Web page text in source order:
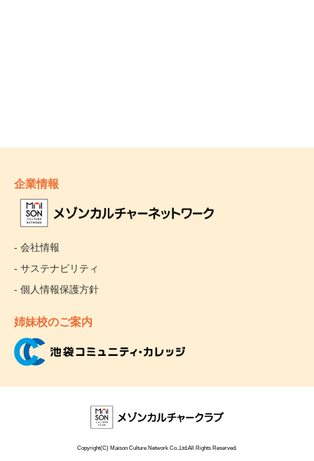
企業情報
- 会社情報
- サステナビリティ
- 個人情報保護方針
姉妹校のご案内
Copyright(C) Maison Culture Network Co.,Ltd.All Rights Reserved.